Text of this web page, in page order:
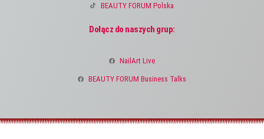
BEAUTY FORUM Polska
Dołącz do naszych grup:
NailArt Live
BEAUTY FORUM Business Talks